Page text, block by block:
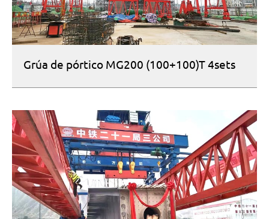
Grúa de pórtico MG200 (100+100)T 4sets